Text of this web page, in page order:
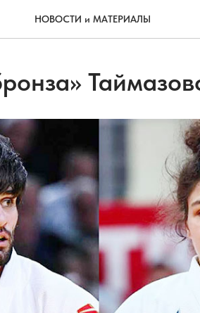
НОВОСТИ и МАТЕРИАЛЫ